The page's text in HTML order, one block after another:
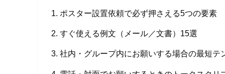
ポスター設置依頼で必ず押さえる5つの要素
すぐ使える例文（メール／文書）15選
社内・グループ内にお願いする場合の最短テ